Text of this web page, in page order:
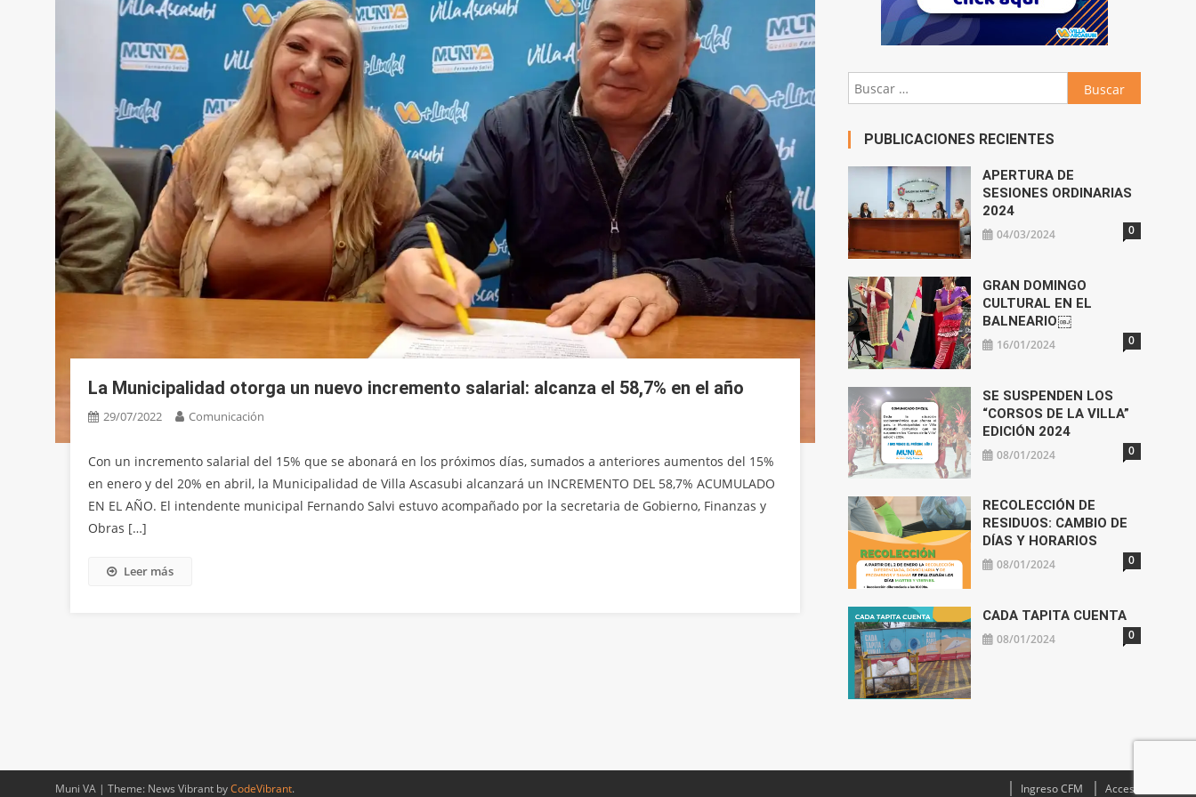
La Municipalidad otorga un nuevo incremento salarial: alcanza el 58,7% en el año
29/07/2022 Comunicación
Con un incremento salarial del 15% que se abonará en los próximos días, sumados a anteriores aumentos del 15%
en enero y del 20% en abril, la Municipalidad de Villa Ascasubi alcanzará un INCREMENTO DEL 58,7% ACUMULADO
EN EL AÑO. El intendente municipal Fernando Salvi estuvo acompañado por la secretaria de Gobierno, Finanzas y
Obras […]
Leer más
Buscar:
PUBLICACIONES RECIENTES
APERTURA DE
SESIONES ORDINARIAS
2024
04/03/2024 0
GRAN DOMINGO
CULTURAL EN EL
BALNEARIO￼
16/01/2024 0
SE SUSPENDEN LOS
“CORSOS DE LA VILLA”
EDICIÓN 2024
08/01/2024 0
RECOLECCIÓN DE
RESIDUOS: CAMBIO DE
DÍAS Y HORARIOS
08/01/2024 0
CADA TAPITA CUENTA
08/01/2024 0
Muni VA | Theme: News Vibrant byCodeVibrant. Ingreso CFM Acceso